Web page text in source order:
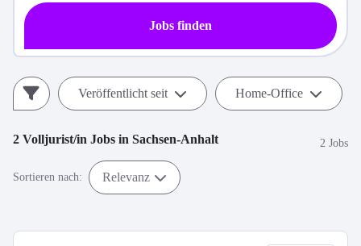
Jobs finden
Veröffentlicht seit Home-Office
2 Volljurist/in Jobs in Sachsen-Anhalt 2 Jobs
Sortieren nach: Relevanz